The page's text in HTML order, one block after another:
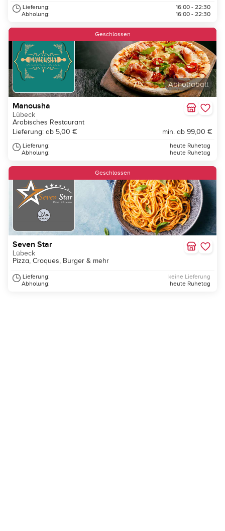
Lieferung:
Abholung:
16:00 - 22:30
16:00 - 22:30
Abholrabatt
Geschlossen
Manousha
Lübeck
Arabisches Restaurant
Lieferung: ab 5,00 €
min. ab 99,00 €
Lieferung:
Abholung:
heute Ruhetag
heute Ruhetag
Geschlossen
Seven Star
Lübeck
Pizza, Croques, Burger & mehr
Lieferung:
Abholung:
keine Lieferung
heute Ruhetag